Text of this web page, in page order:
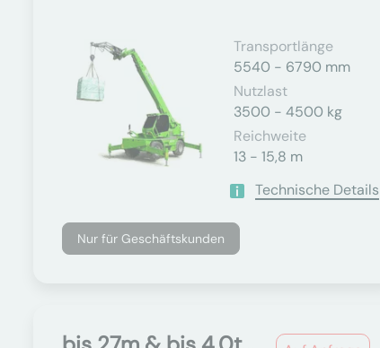
Transportlänge
5540 - 6790 mm
Nutzlast
3500 - 4500 kg
Reichweite
13 - 15,8 m
Technische Details
Nur für Geschäftskunden